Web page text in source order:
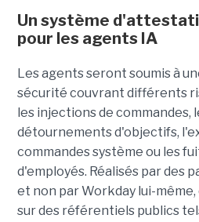
Un système
pour les agents IA
Les agents seront soumis à
sécurité couvrant différents
les injections de commandes,
détournements d'objectifs,
commandes système ou les
d'employés. Réalisés par des
et non par Workday lui-
sur des référentiels publics